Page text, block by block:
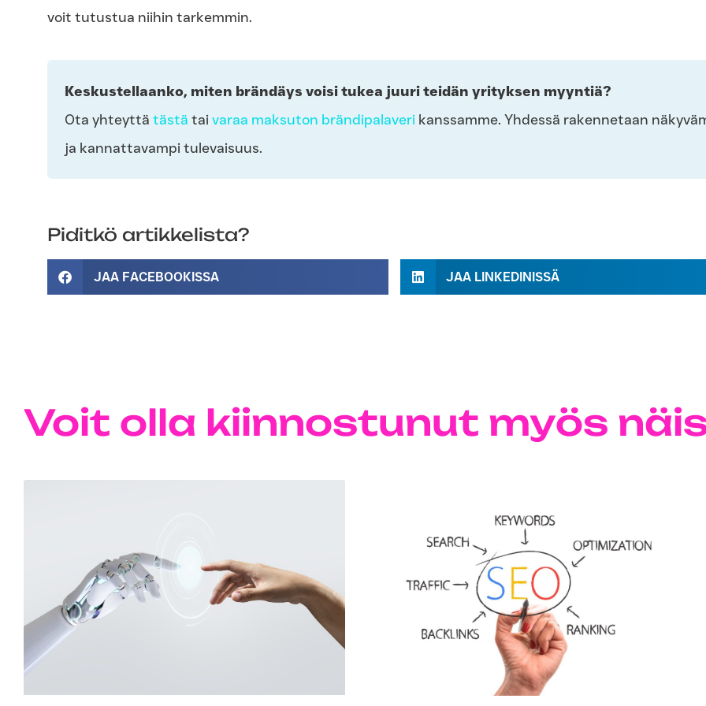
voit tutustua niihin tarkemmin.
Keskustellaanko, miten brändäys voisi tukea juuri teidän yrityksen myyntiä?
Ota yhteyttä tästä taivaraa maksuton brändipalaverikanssamme. Yhdessä rakennetaan
ja kannattavampi tulevaisuus.
Piditkö artikkelista?
JAA FACEBOOKISSA JAA LINKEDINISSÄ
Voit olla kiinnostunut myös